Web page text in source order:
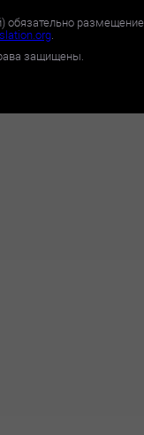
обязательно размещение
.
защищены.